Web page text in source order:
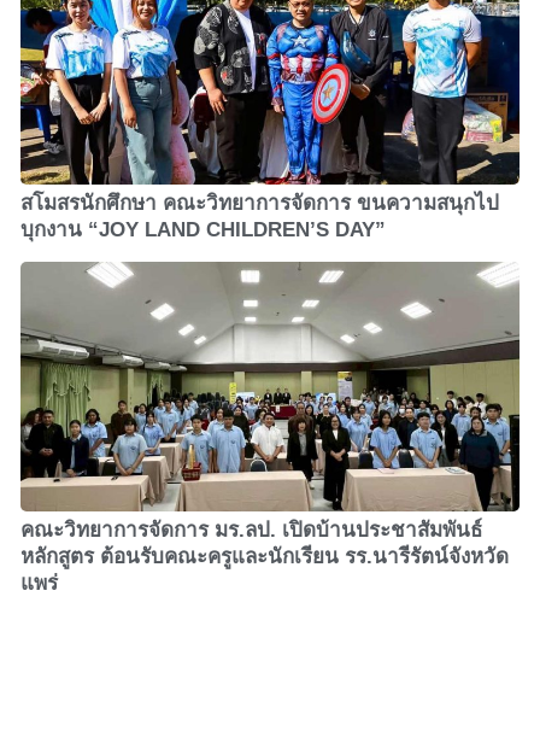
สโมสรนักศึกษา คณะวิทยาการจัดการ ขนความสนุกไป
บุกงาน “JOY LAND CHILDREN’S DAY”
คณะวิทยาการจัดการ มร.ลป. เปิดบ้านประชาสัมพันธ์
หลักสูตร ต้อนรับคณะครูและนักเรียน รร.นารีรัตน์จังหวัด
แพร่